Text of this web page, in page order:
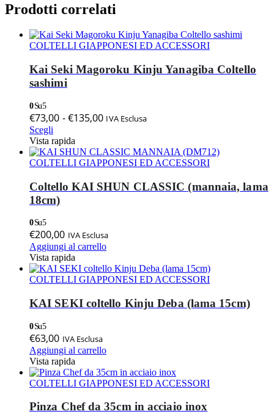
Prodotti correlati
COLTELLI GIAPPONESI ED ACCESSORI
Kai Seki Magoroku Kinju Yanagiba Coltello
sashimi
0Su 5
€73,00 -€135,00Fascia
da
€73,00
a
IVA Esclusa
Scegli
prodotto
ha
più
Le
opzioni
possono
nella
pagina
del
prodotto
Vista rapida
COLTELLI GIAPPONESI ED ACCESSORI
Coltello KAI SHUN CLASSIC (mannaia, lama
18cm)
0Su 5
€200,00 IVA Esclusa
Aggiungi al carrello
Vista rapida
COLTELLI GIAPPONESI ED ACCESSORI
KAI SEKI coltello Kinju Deba (lama 15cm)
0Su 5
€63,00 IVA Esclusa
Aggiungi al carrello
Vista rapida
COLTELLI GIAPPONESI ED ACCESSORI
Pinza Chef da 35cm in acciaio inox